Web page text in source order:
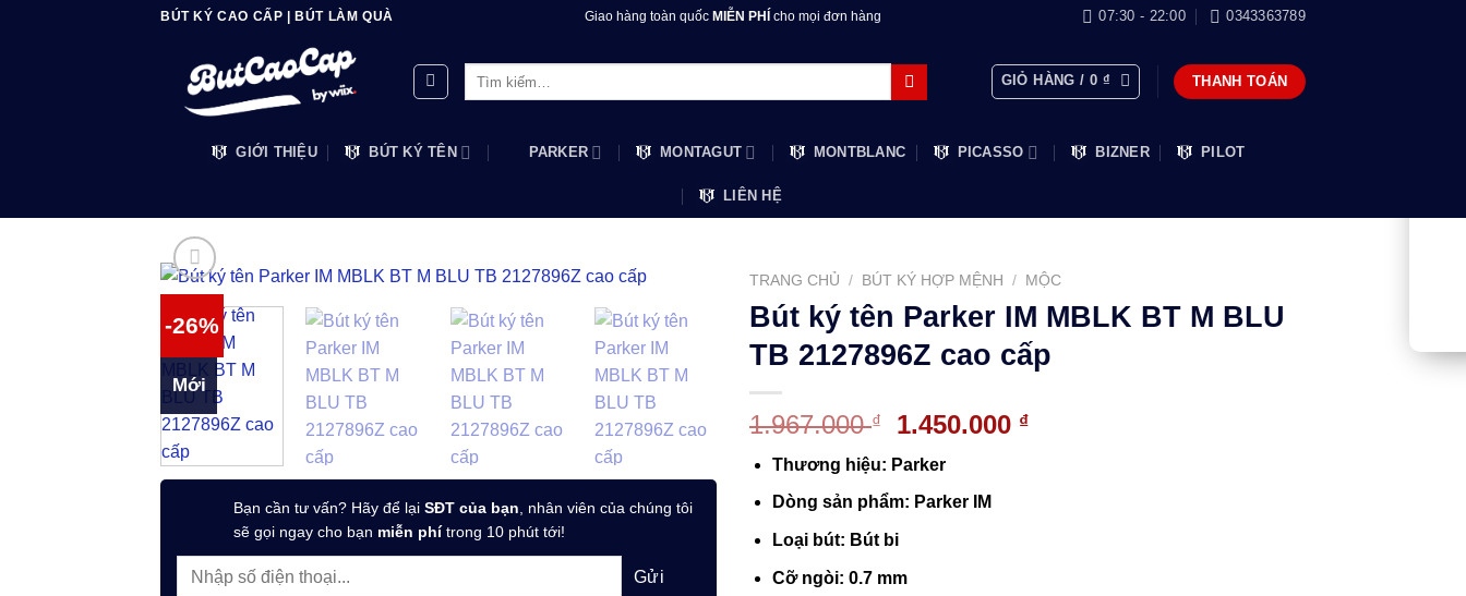
BÚT KÝ CAO CẤP | BÚT LÀM QUÀ Giao hàng toàn quốc MIỄN PHÍ cho mọi đơn hàng 07:30 - 22:00 0343363789
GIỎ HÀNG / 0 ₫ THANH TOÁN
GIỚI THIỆU BÚT KÝ TÊN PARKER MONTAGUT MONTBLANC PICASSO BIZNER PILOT
LIÊN HỆ
-26%
Mới
Bạn cần tư vấn? Hãy để lại SĐT của bạn, nhân viên của chúng tôi
sẽ gọi ngay cho bạn miễn phítrong 10 phút tới!
TRANG CHỦ / BÚT KÝ HỢP MỆNH / MỘC
Bút ký tên Parker IM MBLK BT M BLU
TB 2127896Z cao cấp
1.967.000₫
Giá
là:
1.967.000 ₫.
1.450.000 ₫Giá
Thương hiệu: Parker
Dòng sản phẩm: Parker IM
Loại bút: Bút bi
Cỡ ngòi: 0.7 mm